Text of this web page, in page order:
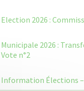
Election 2026 :
Municipale 2026 :
Vote n°2
Information Élections